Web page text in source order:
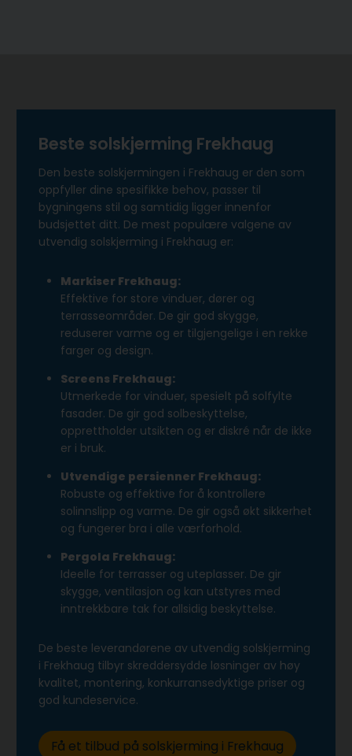
Beste solskjerming Frekhaug
Den beste solskjermingen i Frekhaug er den som
oppfyller dine spesifikke behov, passer til
bygningens stil og samtidig ligger innenfor
budsjettet ditt. De mest populære valgene av
utvendig solskjerming i Frekhaug er:
Markiser Frekhaug:
Effektive for store vinduer, dører og
terrasseområder. De gir god skygge,
reduserer varme og er tilgjengelige i en rekke
farger og design.
Screens Frekhaug:
Utmerkede for vinduer, spesielt på solfylte
fasader. De gir god solbeskyttelse,
opprettholder utsikten og er diskré når de ikke
er i bruk.
Utvendige persienner Frekhaug:
Robuste og effektive for å kontrollere
solinnslipp og varme. De gir også økt sikkerhet
og fungerer bra i alle værforhold.
Pergola Frekhaug:
Ideelle for terrasser og uteplasser. De gir
skygge, ventilasjon og kan utstyres med
inntrekkbare tak for allsidig beskyttelse.
De beste leverandørene av utvendig solskjerming
i Frekhaug tilbyr skreddersydde løsninger av høy
kvalitet, montering, konkurransedyktige priser og
god kundeservice.
Få et tilbud på solskjerming i Frekhaug